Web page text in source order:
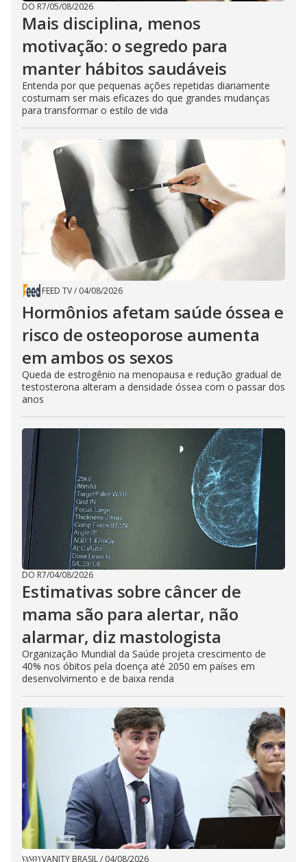
DO R7/05/08/2026
Mais disciplina, menos
motivação: o segredo para
manter hábitos saudáveis
Entenda por que pequenas ações repetidas diariamente
costumam ser mais eficazes do que grandes mudanças
para transformar o estilo de vida
FEED TV/ 04/08/2026
Hormônios afetam saúde óssea e
risco de osteoporose aumenta
em ambos os sexos
Queda de estrogênio na menopausa e redução gradual de
testosterona alteram a densidade óssea com o passar dos
anos
DO R7/04/08/2026
Estimativas sobre câncer de
mama são para alertar, não
alarmar, diz mastologista
Organização Mundial da Saúde projeta crescimento de
40% nos óbitos pela doença até 2050 em países em
desenvolvimento e de baixa renda
VANITY BRASIL/ 04/08/2026